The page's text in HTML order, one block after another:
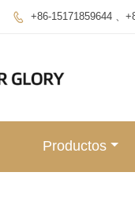
 +86-15171859644 、
Productos